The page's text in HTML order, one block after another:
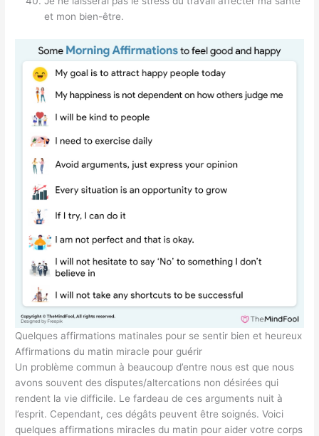
et mon bien-être.
Quelques affirmations matinales pour se sentir bien et heureux
Affirmations du matin miracle pour guérir
Un problème commun à beaucoup d’entre nous est que nous
avons souvent des disputes/altercations non désirées qui
rendent la vie difficile. Le fardeau de ces arguments nuit à
l’esprit. Cependant, ces dégâts peuvent être soignés. Voici
quelques affirmations miracles du matin pour aider votre corps